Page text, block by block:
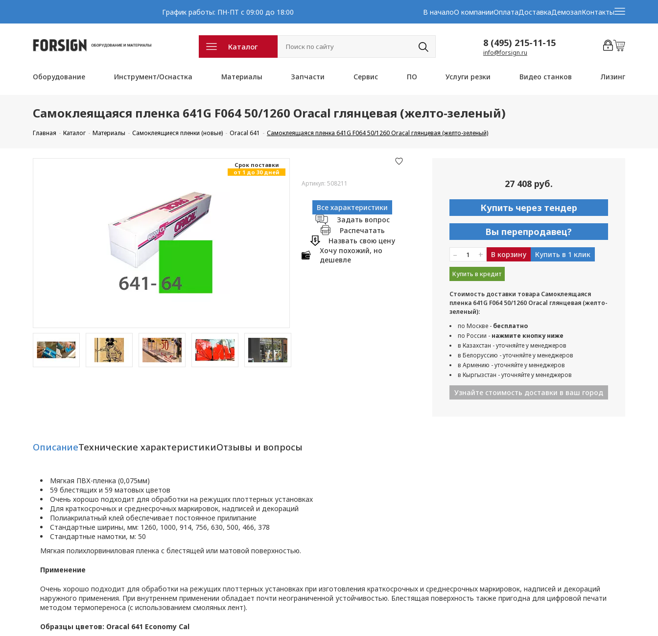
График работы: ПН-ПТ с 09:00 до 18:00 В началоО компанииОплатаДоставкаДемозалКонтакты
Каталог 8 (495) 215-11-15
info@forsign.ru
Оборудование Инструмент/Оснастка Материалы Запчасти Сервис ПО Услуги резки Видео станков Лизинг
Самоклеящаяся пленка 641G F064 50/1260 Oracal глянцевая (желто-зеленый)
Главная Каталог Материалы Самоклеящиеся пленки (новые) Oracal 641 Самоклеящаяся пленка 641G F064 50/1260 Oracal глянцевая (желто-зеленый)
Cрок поставки
от 1 до 30 дней
Артикул: 508211
Все характеристики
Задать вопрос
Распечатать
Назвать свою цену
Хочу похожий, но
дешевле
27 408 руб.
Купить через тендер
Вы перепродавец?
– + В корзину Купить в 1 клик
Купить в кредит
Стоимость доставки товара Самоклеящаяся
пленка 641G F064 50/1260 Oracal глянцевая (желто-
зеленый):
по Москве - бесплатно
по России - нажмите кнопку ниже
в Казахстан - уточняйте у менеджеров
в Белоруссию - уточняйте у менеджеров
в Армению - уточняйте у менеджеров
в Кыргызстан - уточняйте у менеджеров
Узнайте стоимость доставки в ваш город
ОписаниеТехнические характеристикиОтзывы и вопросы
Мягкая ПВХ-пленка (0,075мм)
59 блестящих и 59 матовых цветов
Очень хорошо подходит для обработки на режущих плоттерных установках
Для краткосрочных и среднесрочных маркировок, надписей и декораций
Полиакрилатный клей обеспечивает постоянное прилипание
Стандартные ширины, мм: 1260, 1000, 914, 756, 630, 500, 466, 378
Стандартные намотки, м: 50
Мягкая полихлорвиниловая пленка с блестящей или матовой поверхностью.
Применение
Очень хорошо подходит для обработки на режущих плоттерных установках при изготовления краткосрочных и среднесрочных маркировок, надписей и декораций
наружного применения. При внутреннем применении обладает почти неограниченной устойчивостью. Блестящая поверхность также пригодна для цифровой печати
методом термопереноса (с использованием смоляных лент).
Образцы цветов: Oracal 641 Economy Cal